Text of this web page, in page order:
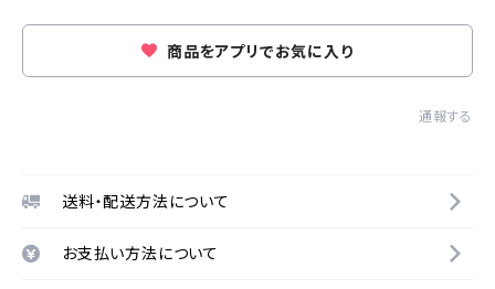
商品をアプリでお気に入り
通報する
送料・配送方法について
お支払い方法について